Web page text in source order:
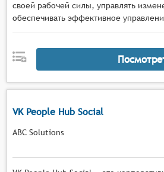
своей рабочей силы, управлять
обеспечивать эффективное
VK People Hub Social
ABC Solutions